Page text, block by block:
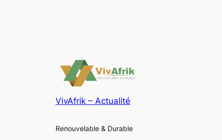
VivAfrik – Actualité
Renouvelable & Durable